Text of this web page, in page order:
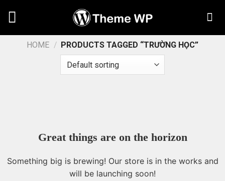
HOME / PRODUCTS TAGGED “TRƯỜNG HỌC”
Great things are on the horizon
Something big is brewing! Our store is in the works and
will be launching soon!